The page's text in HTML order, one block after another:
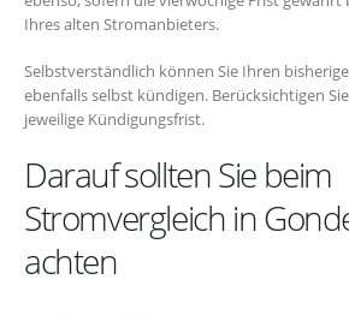
Ihres alten Stromanbieters.
Selbstverständlich können Sie Ihren
ebenfalls selbst kündigen. Berücksichtigen
jeweilige Kündigungsfrist.
Darauf sollten Sie beim
Stromvergleich in
achten